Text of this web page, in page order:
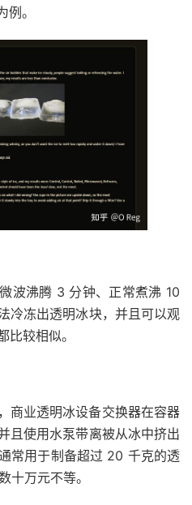
。
波沸腾 3 分钟、正常煮沸 10
冷冻出透明冰块，并且可以观
比较相似。
商业透明冰设备交换器在容器
且使用水泵带离被从冰中挤出
常用于制备超过 20 千克的透
十万元不等。